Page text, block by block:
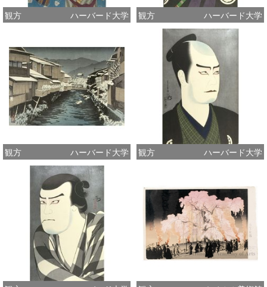
観方 ハーバード大学 観方 ハーバード大学
観方 ハーバード大学 観方 ハーバード大学